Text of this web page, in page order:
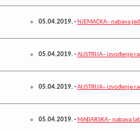
05.04.2019.-NJEMAČKA– nabava
05.04.2019.-AUSTRIJA– izvođenje
05.04.2019.-AUSTRIJA– izvođenje
05.04.2019.-MAĐARSKA– nabava